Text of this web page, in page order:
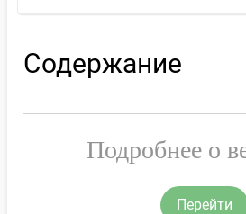
Содержание
Подробнее о
Перейти